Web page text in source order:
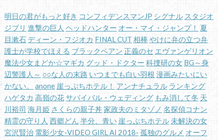
明日の君がもっと好き コンフィデンスマンJP シグナル スタジオ
ジブリ 進撃の巨人 ヘッドハンター オー・マイ・ジャンプ！ 夏
目漱石 ディーン・フジオカ FINAL CUT 相棒 やけに弁の立つ弁
護士が学校でほえる ブラックペアン 正義のセ エヴァンゲリオン
魔法少女まどか☆マギカ グッド・ドクター 科捜研の女 BG～身
辺警護人～ ○○な人の末路 いつまでも白い羽根 漫画みたいにい
かない。
anone 崖っぷちホテル！ アンナチュラル ランキング
ハゲタカ 高嶺の花サバイバル・ウェディング もみ消して冬 天
川裕司 海月姫 さくらの親子丼家政夫のミタゾノ 名探偵コナン
精霊の守り人 西郷どん 半分、青い 崖っぷちホテル未解決の女
宮沢賢治 電影少女-VIDEO GIRL AI 2018- 孤独のグルメ オーフ